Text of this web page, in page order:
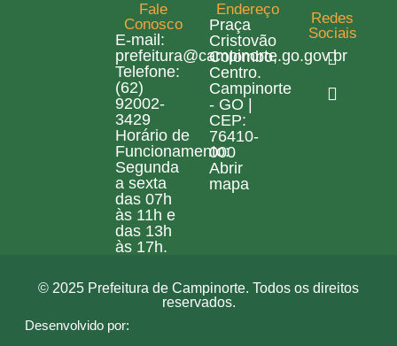
Fale
Conosco
E-mail:
prefeitura@campinorte.go.gov.br
Telefone:
(62)
92002-
3429
Horário de
Funcionamento:
Segunda
a sexta
das 07h
às 11h e
das 13h
às 17h.
Endereço
Praça
Cristovão
Colombo,
Centro.
Campinorte
- GO |
CEP:
76410-
000
Abrir
mapa
Redes
Sociais
© 2025 Prefeitura de Campinorte. Todos os direitos
reservados.
Desenvolvido por: